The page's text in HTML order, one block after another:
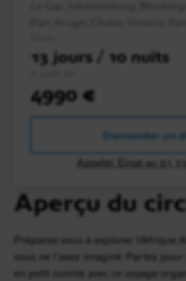
Aperçu du
Préparez-vous à explorer l’Afrique
vous ne l’avez imaginé. Partez
en petit comité avec ce voyage
13 jours / 10 nuits
4990 €
Demander un
Appeler Einat au 01